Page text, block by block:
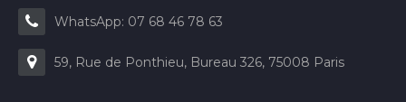
WhatsApp: 07 68 46 78 63
59, Rue de Ponthieu, Bureau 326, 75008 Paris